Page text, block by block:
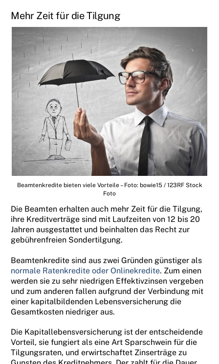
Mehr Zeit für die Tilgung
Beamtenkredite bieten viele Vorteile – Foto: bowie15 / 123RF Stock
Foto
Die Beamten erhalten auch mehr Zeit für die Tilgung,
ihre Kreditverträge sind mit Laufzeiten von 12 bis 20
Jahren ausgestattet und beinhalten das Recht zur
gebührenfreien Sondertilgung.
Beamtenkredite sind aus zwei Gründen günstiger als
normale Ratenkredite oder Onlinekredite. Zum einen
werden sie zu sehr niedrigen Effektivzinsen vergeben
und zum anderen fallen aufgrund der Verbindung mit
einer kapitalbildenden Lebensversicherung die
Gesamtkosten niedriger aus.
Die Kapitallebensversicherung ist der entscheidende
Vorteil, sie fungiert als eine Art Sparschwein für die
Tilgungsraten, und erwirtschaftet Zinserträge zu